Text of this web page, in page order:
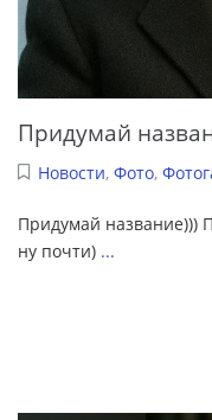
Придумай
Новости, Фото,
Придумай название)))
ну почти) ...